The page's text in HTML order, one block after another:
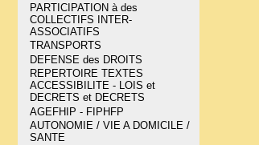
PARTICIPATION à des
COLLECTIFS INTER-
ASSOCIATIFS
TRANSPORTS
DEFENSE des DROITS
REPERTOIRE TEXTES
ACCESSIBILITE - LOIS et
DECRETS et DECRETS
AGEFHIP - FIPHFP
AUTONOMIE / VIE A DOMICILE /
SANTE